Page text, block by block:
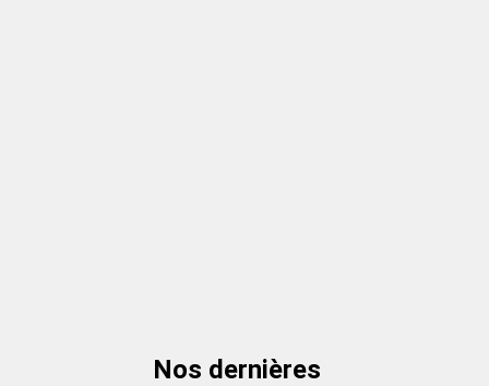
Nos dernières